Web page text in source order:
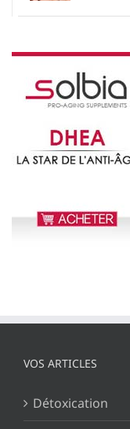
VOS ARTICLES
Détoxication